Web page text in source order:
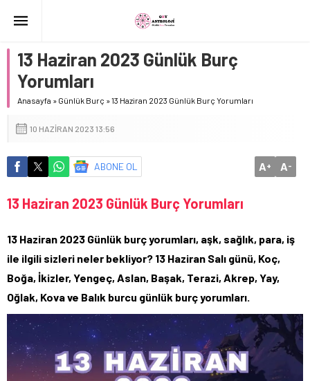
13 Haziran 2023 Günlük Burç
Yorumları
Anasayfa » Günlük Burç »13 Haziran 2023 Günlük Burç Yorumları
10 HAZIRAN 2023 13:56
ABONE OL A+ A-
13 Haziran 2023 Günlük Burç Yorumları
13 Haziran 2023 Günlük burç yorumları, aşk, sağlık, para, iş
ile ilgili sizleri neler bekliyor? 13 Haziran Salı günü, Koç,
Boğa, İkizler, Yengeç, Aslan, Başak, Terazi, Akrep, Yay,
Oğlak, Kova ve Balık burcu günlük burç yorumları.